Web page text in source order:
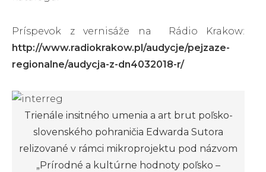
Príspevok z vernisáže na Rádio Krakow:
http://www.radiokrakow.pl/audycje/pejzaze-
regionalne/audycja-z-dn4032018-r/
Trienále insitného umenia a art brut poľsko-
slovenského pohraničia Edwarda Sutora
relizované v rámci mikroprojektu pod názvom
„Prírodné a kultúrne hodnoty poľsko –